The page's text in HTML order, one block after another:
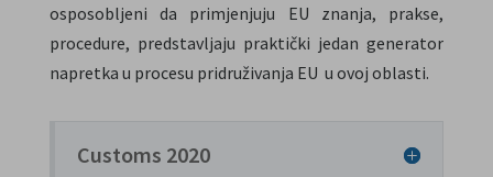
osposobljeni da primjenjuju EU znanja, prakse,
procedure, predstavljaju praktički jedan generator
napretka u procesu pridruživanja EU u ovoj oblasti.
Customs 2020